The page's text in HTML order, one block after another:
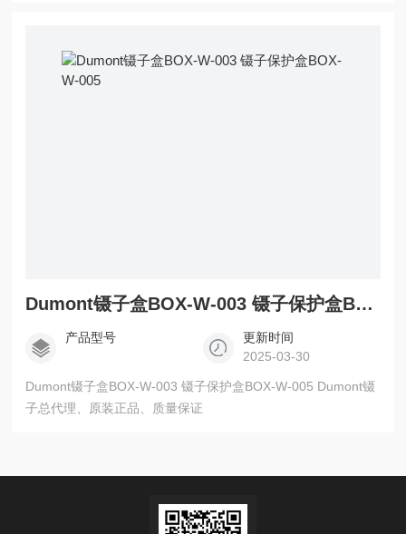
Dumont镊子盒BOX-W-003 镊子保护盒BOX-W-005
产品型号
更新时间
2025-03-30
Dumont镊子盒BOX-W-003 镊子保护盒BOX-W-005 Dumont镊
子总代理、原装正品、质量保证